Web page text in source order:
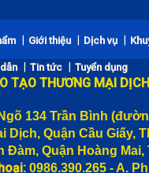
thu 2020 và Chiết khấu
trắng KT5 giá bán lẻ, bán sỉ
ĐẸP cùng Bảo hiểm Manulife
| Giới thiệu | Dịch vụ |
dẫn | Tin tức | Tuyển dụng
TẠO THƯƠNG MẠI
134 Trần Bình
Dịch, Quận Cầu Giấy,
Đàm, Quận Hoàng Mai,
0986.390.265 - A.